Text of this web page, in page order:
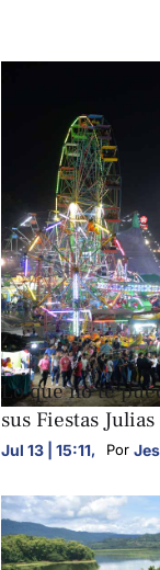
FOTOGALERÍAS
Lo que no te
sus Fiestas Julias
Jul 13 | 15:11, Por